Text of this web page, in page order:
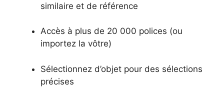
similaire et de référence
Accès à plus de 20 000 polices (ou
importez la vôtre)
Sélectionnez d’objet pour des sélections
précises